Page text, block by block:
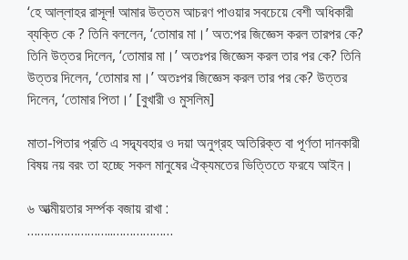
‘হে আল্লাহর রাসূল! আমার উত্তম আচরণ পাওয়ার সবচেয়ে বেশী অধিকারী
ব্যক্তি কে ? তিনি বললেন, ‘তোমার মা।’ অত:পর জিজ্ঞেস করল তারপর কে?
তিনি উত্তর দিলেন, ‘তোমার মা।’ অতঃপর জিজ্ঞেস করল তার পর কে? তিনি
উত্তর দিলেন, ‘তোমার মা।’ অতঃপর জিজ্ঞেস করল তার পর কে? উত্তর
দিলেন, ‘তোমার পিতা।’ [বুখারী ও মুসলিম]
মাতা-পিতার প্রতি এ সদ্ব্যবহার ও দয়া অনুগ্রহ অতিরিক্ত বা পূর্ণতা দানকারী
বিষয় নয় বরং তা হচ্ছে সকল মানুষের ঐক্যমতের ভিত্তিতে ফরযে আইন।
৬ আত্মীয়তার সর্ম্পক বজায় রাখা :
……………………..………………